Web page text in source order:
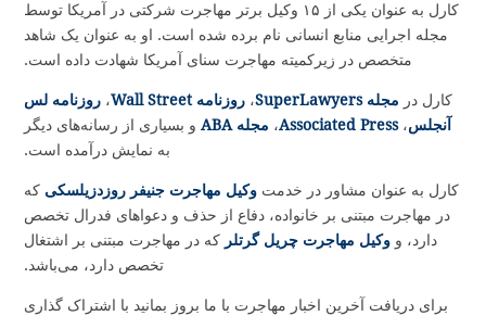
کارل به عنوان یکی از ۱۵ وکیل برتر مهاجرت شرکتی در آمریکا توسط
مجله اجرایی منابع انسانی نام برده شده است. او به عنوان یک شاهد
متخصص در زیرکمیته مهاجرت سنای آمریکا شهادت داده است.
کارل در مجله SuperLawyers ، روزنامه Wall Street ، روزنامه لس
آنجلس،Associated Press، مجله ABA
و بسیاری از رسانه‌های دیگر
به نمایش درآمده است.
کارل به عنوان مشاور در خدمت وکیل مهاجرت جنیفر روزدزیلسکی که
در مهاجرت مبتنی بر خانواده، دفاع از حذف و دعواهای فدرال تخصص
دارد، و وکیل مهاجرت چریل گرتلر که در مهاجرت مبتنی بر اشتغال
تخصص دارد، می‌باشد.
برای دریافت آخرین اخبار مهاجرت با ما بروز بمانید با اشتراک گذاری